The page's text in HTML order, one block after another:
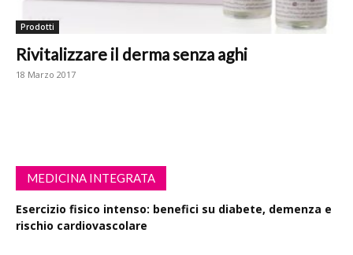
Prodotti
Rivitalizzare il derma senza aghi
18 Marzo 2017
MEDICINA INTEGRATA
Esercizio fisico intenso: benefici su diabete, demenza e
rischio cardiovascolare